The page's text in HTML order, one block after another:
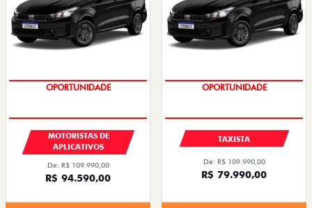
OPORTUNIDADE
MOTORISTAS DE
APLICATIVOS
De: R$ 109.990,00
R$ 94.590,00
OPORTUNIDADE
TAXISTA
De: R$ 109.990,00
R$ 79.990,00